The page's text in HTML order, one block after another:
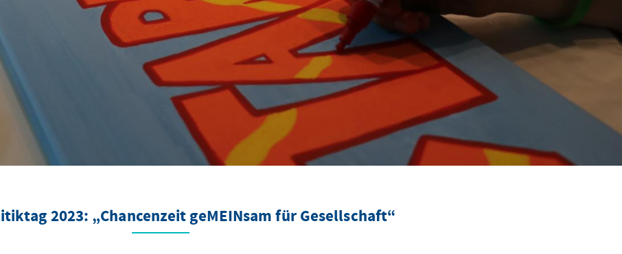
2023: „Chancenzeit geMEINsam für Gesellschaft“